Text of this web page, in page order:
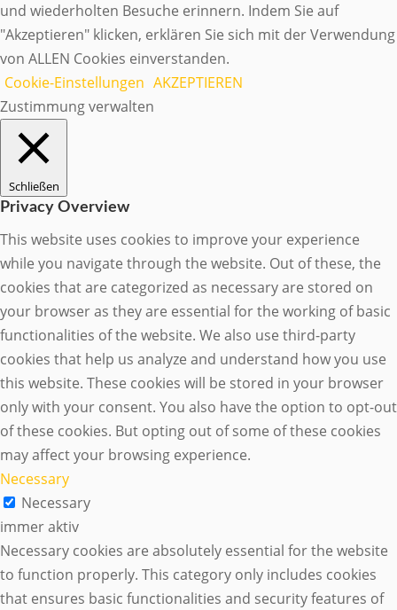
und wiederholten Besuche erinnern. Indem Sie auf
"Akzeptieren" klicken, erklären Sie sich mit der Verwendung
von ALLEN Cookies einverstanden.
Cookie-Einstellungen AKZEPTIEREN
Zustimmung verwalten
Schließen
Privacy Overview
This website uses cookies to improve your experience
while you navigate through the website. Out of these, the
cookies that are categorized as necessary are stored on
your browser as they are essential for the working of basic
functionalities of the website. We also use third-party
cookies that help us analyze and understand how you use
this website. These cookies will be stored in your browser
only with your consent. You also have the option to opt-out
of these cookies. But opting out of some of these cookies
may affect your browsing experience.
Necessary
Necessary
immer aktiv
Necessary cookies are absolutely essential for the website
to function properly. This category only includes cookies
that ensures basic functionalities and security features of